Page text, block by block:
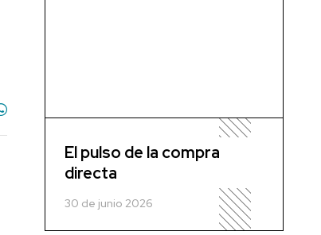
El pulso de la compra
directa
30 de junio 2026